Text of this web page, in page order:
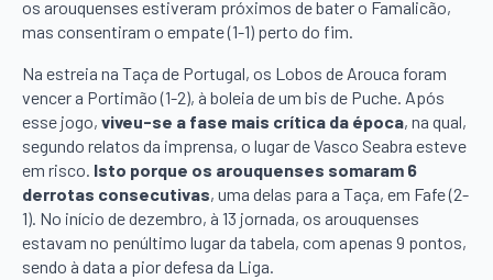
os arouquenses estiveram próximos de bater o Famalicão,
mas consentiram o empate (1-1) perto do fim.
Na estreia na Taça de Portugal, os Lobos de Arouca foram
vencer a Portimão (1-2), à boleia de um bis de Puche. Após
esse jogo, viveu-se a fase mais crítica da época, na qual,
segundo relatos da imprensa, o lugar de Vasco Seabra esteve
em risco. Isto porque os arouquenses somaram 6
derrotas consecutivas, uma delas para a Taça, em Fafe (2-
1). No início de dezembro, à 13 jornada, os arouquenses
estavam no penúltimo lugar da tabela, com apenas 9 pontos,
sendo à data a pior defesa da Liga.